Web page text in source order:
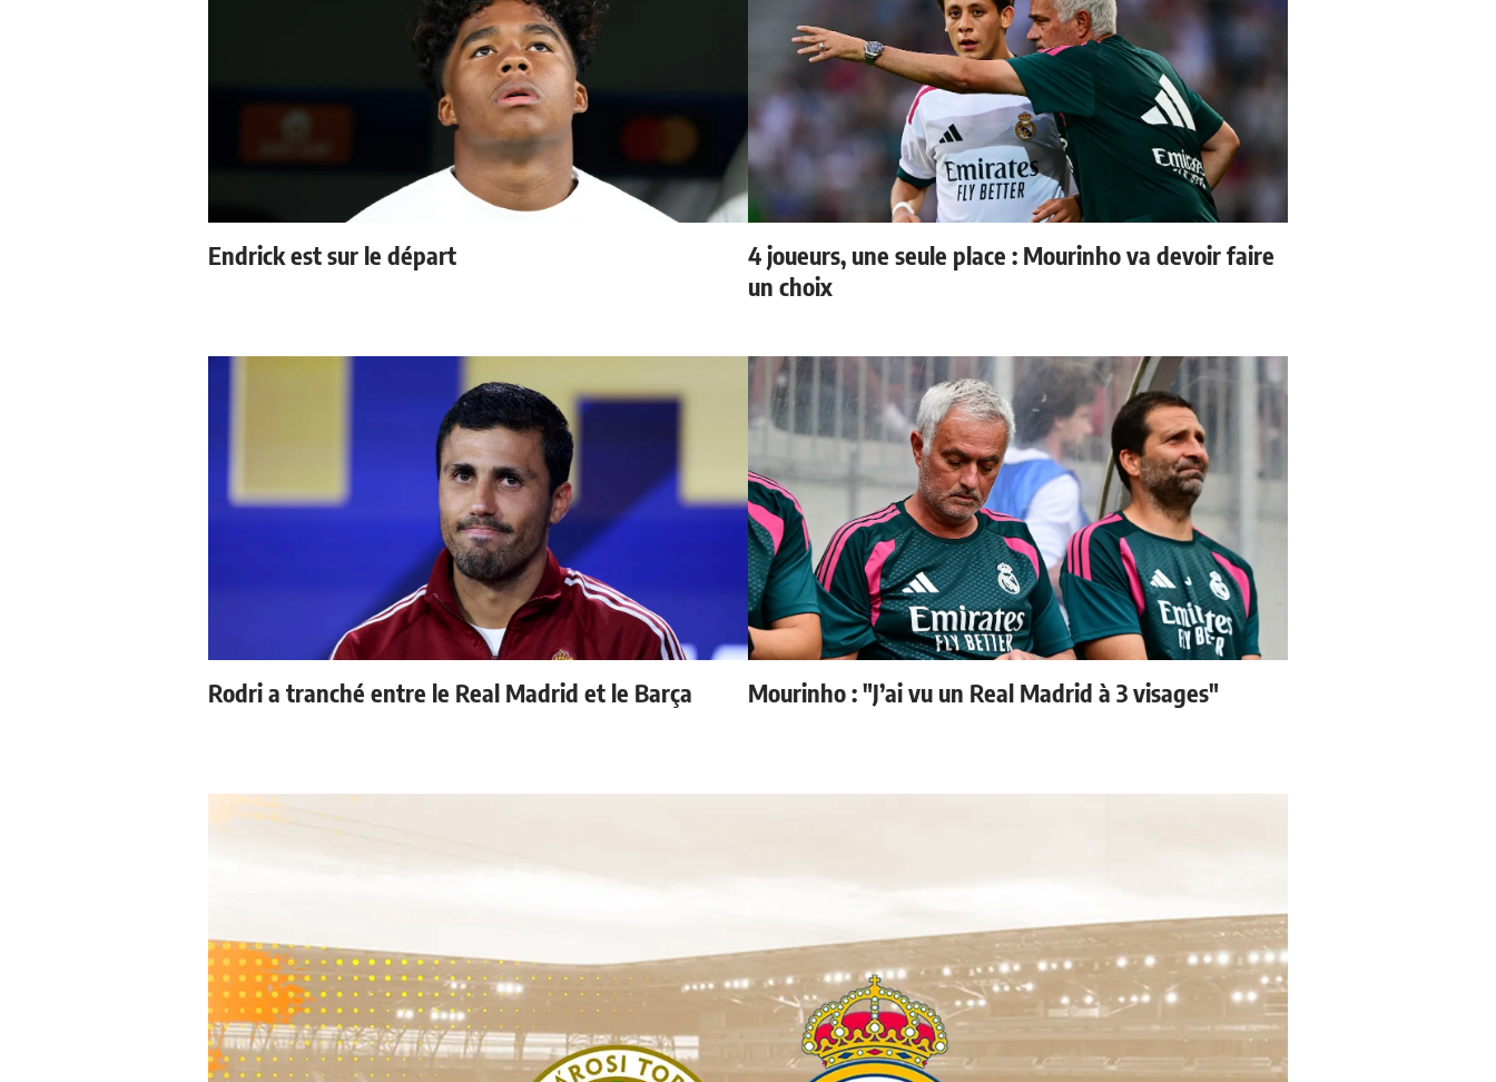
Endrick est sur le départ
4 joueurs, une seule place : Mourinho va devoir faire
un choix
Rodri a tranché entre le Real Madrid et le Barça Mourinho : "J’ai vu un Real Madrid à 3 visages"